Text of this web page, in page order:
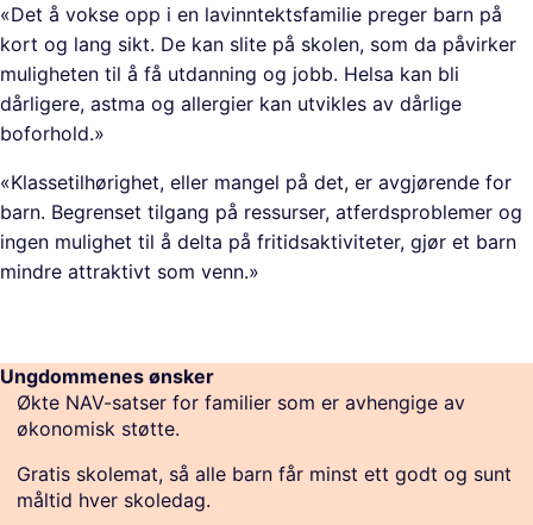
«Det å vokse opp i en lavinntektsfamilie preger barn på
kort og lang sikt. De kan slite på skolen, som da påvirker
muligheten til å få utdanning og jobb. Helsa kan bli
dårligere, astma og allergier kan utvikles av dårlige
boforhold.»
«Klassetilhørighet, eller mangel på det, er avgjørende for
barn. Begrenset tilgang på ressurser, atferdsproblemer og
ingen mulighet til å delta på fritidsaktiviteter, gjør et barn
mindre attraktivt som venn.»
Ungdommenes ønsker
Økte NAV-satser for familier som er avhengige av
økonomisk støtte.
Gratis skolemat, så alle barn får minst ett godt og sunt
måltid hver skoledag.